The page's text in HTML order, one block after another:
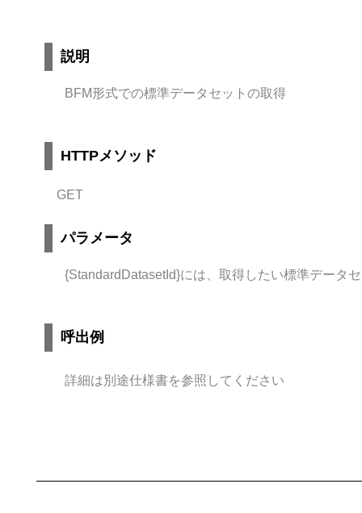
説明
BFM形式での標準データセットの取得
HTTPメソッド
GET
パラメータ
{StandardDatasetId}には、取得したい標準データ
呼出例
詳細は別途仕様書を参照してください